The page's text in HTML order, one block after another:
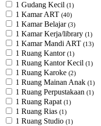
1 Gudang Kecil (1)
1 Kamar ART (40)
1 Kamar Belajar (3)
1 Kamar Kerja/library (1)
1 Kamar Mandi ART (13)
1 Ruang Kantor (1)
1 Ruang Kantor Kecil (1)
1 Ruang Karoke (2)
1 Ruang Mainan Anak (1)
1 Ruang Perpustakaan (1)
1 Ruang Rapat (1)
1 Ruang Rias (1)
1 Ruang Studio (1)